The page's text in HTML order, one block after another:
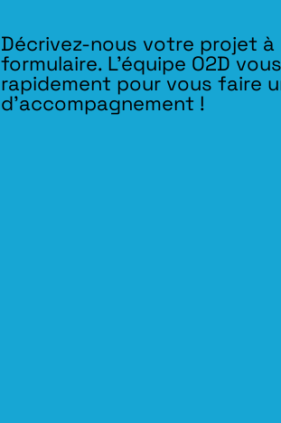
Décrivez-nous votre projet à
formulaire. L'équipe O2D
rapidement pour vous faire
d’accompagnement !